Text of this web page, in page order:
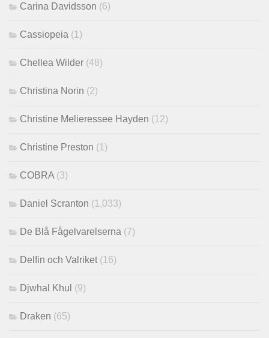
Carina Davidsson (6)
Cassiopeia (1)
Chellea Wilder (48)
Christina Norin (2)
Christine Melieressee Hayden (12)
Christine Preston (1)
COBRA (3)
Daniel Scranton (1,033)
De Blå Fågelvarelserna (7)
Delfin och Valriket (16)
Djwhal Khul (9)
Draken (65)